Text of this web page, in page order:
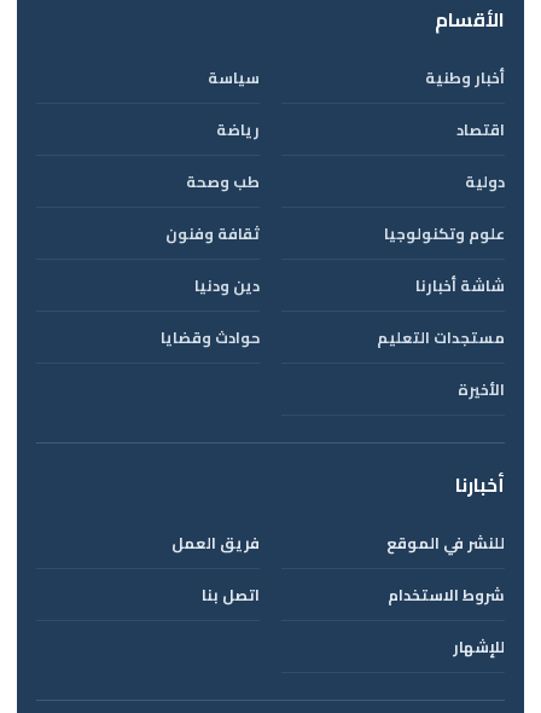
الأقسام
أخبار وطنية
سياسة
اقتصاد
رياضة
دولية
طب وصحة
علوم وتكنولوجيا
ثقافة وفنون
شاشة أخبارنا
دين ودنيا
مستجدات التعليم
حوادث وقضايا
الأخيرة
أخبارنا
للنشر في الموقع
فريق العمل
شروط الاستخدام
اتصل بنا
للإشهار